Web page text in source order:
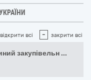
відкрити всі - закрити всі
закупівельн ...